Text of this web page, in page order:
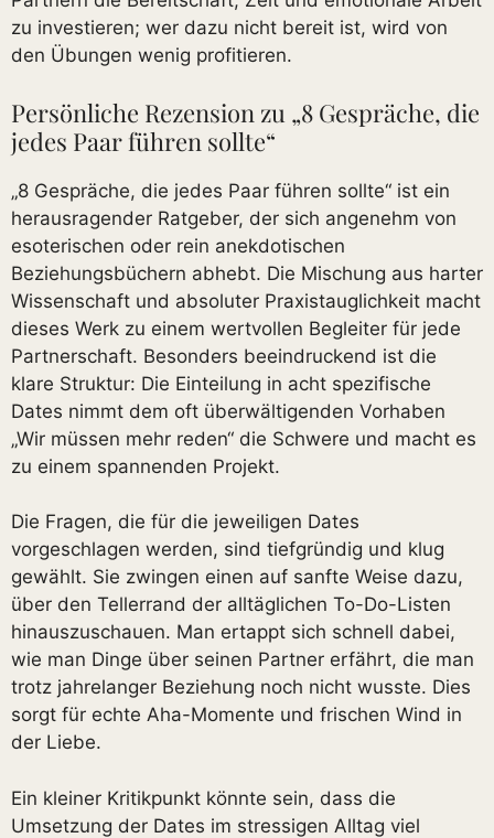
zu investieren; wer dazu nicht bereit ist, wird von
den Übungen wenig profitieren.
Persönliche Rezension zu „8 Gespräche, die
jedes Paar führen sollte“
„8 Gespräche, die jedes Paar führen sollte“ ist ein
herausragender Ratgeber, der sich angenehm von
esoterischen oder rein anekdotischen
Beziehungsbüchern abhebt. Die Mischung aus harter
Wissenschaft und absoluter Praxistauglichkeit macht
dieses Werk zu einem wertvollen Begleiter für jede
Partnerschaft. Besonders beeindruckend ist die
klare Struktur: Die Einteilung in acht spezifische
Dates nimmt dem oft überwältigenden Vorhaben
„Wir müssen mehr reden“ die Schwere und macht es
zu einem spannenden Projekt.
Die Fragen, die für die jeweiligen Dates
vorgeschlagen werden, sind tiefgründig und klug
gewählt. Sie zwingen einen auf sanfte Weise dazu,
über den Tellerrand der alltäglichen To-Do-Listen
hinauszuschauen. Man ertappt sich schnell dabei,
wie man Dinge über seinen Partner erfährt, die man
trotz jahrelanger Beziehung noch nicht wusste. Dies
sorgt für echte Aha-Momente und frischen Wind in
der Liebe.
Ein kleiner Kritikpunkt könnte sein, dass die
Umsetzung der Dates im stressigen Alltag viel